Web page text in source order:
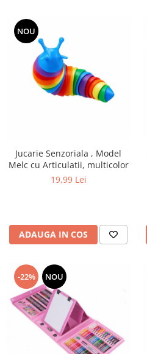
NOU
Jucarie Senzoriala , Model
Melc cu Articulatii, multicolor
19,99 Lei
ADAUGA IN COS
-22% NOU